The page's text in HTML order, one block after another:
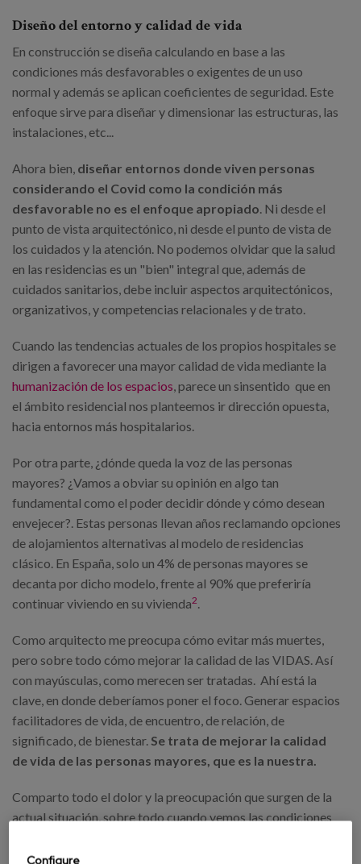
Diseño del entorno y calidad de vida
En construcción se diseña calculando en base a las
condiciones más desfavorables o exigentes de un uso
normal y además se aplican coeficientes de seguridad. Este
enfoque sirve para diseñar y dimensionar las estructuras, las
instalaciones, etc...
Ahora bien, diseñar entornos donde viven personas
considerando el Covid como la condición más
desfavorable no es el enfoque apropiado. Ni desde el
punto de vista arquitectónico, ni desde el punto de vista de
los cuidados y la atención. No podemos olvidar que la salud
en las residencias es un "bien" integral que, además de
cuidados sanitarios, debe incluir aspectos arquitectónicos,
organizativos, y competencias relacionales y de trato.
Cuando las tendencias actuales de los propios hospitales se
dirigen a favorecer una mayor calidad de vida mediante la
humanización de los espacios, parece un sinsentido que en
el ámbito residencial nos planteemos ir dirección opuesta,
hacia entornos más hospitalarios.
Por otra parte, ¿dónde queda la voz de las personas
mayores? ¿Vamos a obviar su opinión en algo tan
fundamental como el poder decidir dónde y cómo desean
envejecer?. Estas personas llevan años reclamando opciones
de alojamientos alternativas al modelo de residencias
clásico. En España, solo un 4% de personas mayores se
decanta por dicho modelo, frente al 90% que preferiría
continuar viviendo en su vivienda2.
Como arquitecto me preocupa cómo evitar más muertes,
pero sobre todo cómo mejorar la calidad de las VIDAS. Así
con mayúsculas, como merecen ser tratadas. Ahí está la
clave, en donde deberíamos poner el foco. Generar espacios
facilitadores de vida, de encuentro, de relación, de
significado, de bienestar. Se trata de mejorar la calidad
de vida de las personas mayores, que es la nuestra.
Comparto todo el dolor y la preocupación que surgen de la
actual situación, sobre todo cuando vemos las condiciones
tanto en falta una muerte acompañada y digna. Pero todo
Configure